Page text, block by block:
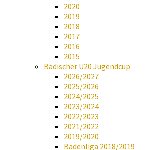
2020
2019
2018
2017
2016
2015
Badischer U20 Jugendcup
2026/2027
2025/2026
2024/2025
2023/2024
2022/2023
2021/2022
2019/2020
Badenliga 2018/2019